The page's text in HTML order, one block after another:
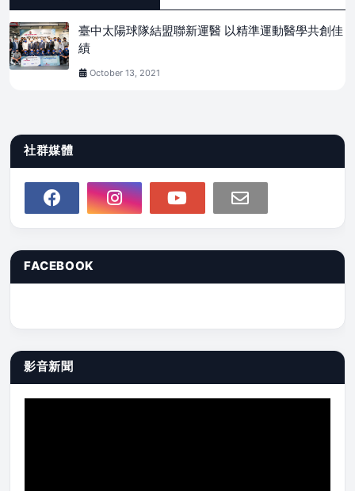
臺中太陽球隊結盟聯新運醫 以精準運動醫學共創佳
績
October 13, 2021
社群媒體
FACEBOOK
影音新聞